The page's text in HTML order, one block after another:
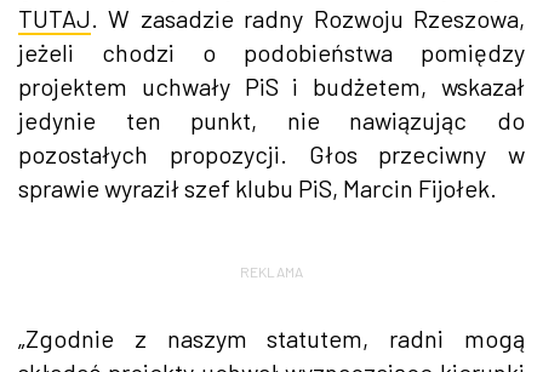
TUTAJ . W zasadzie radny Rozwoju Rzeszowa,
jeżeli chodzi o podobieństwa pomiędzy
projektem uchwały PiS i budżetem, wskazał
jedynie ten punkt, nie nawiązując do
pozostałych propozycji. Głos przeciwny w
sprawie wyraził szef klubu PiS, Marcin Fijołek.
REKLAMA
„Zgodnie z naszym statutem, radni mogą